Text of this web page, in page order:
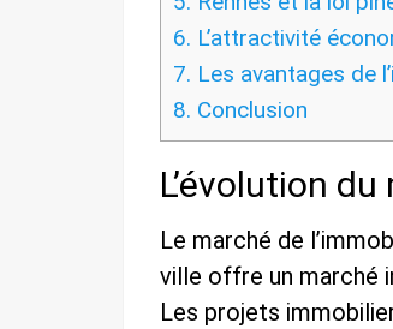
6. L’attractivité
7. Les avantages de
8. Conclusion
L’évolution
Le marché de
ville offre un marché
Les projets